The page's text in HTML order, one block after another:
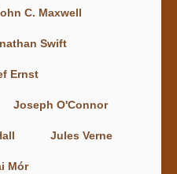
C. Maxwell
Swift
Ernst
Joseph O'Connor
Jules Verne
Mór